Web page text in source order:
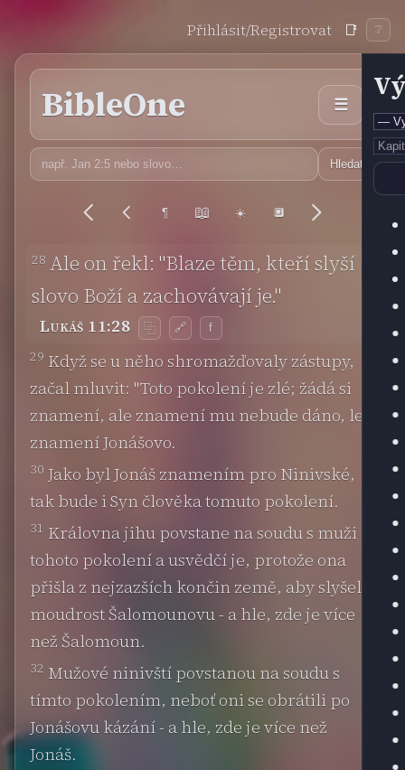
Přihlásit/Registrovat 📑 ❔
BibleOne ☰
Hledat
¶ 📖 ☀️ 🔲
28 Ale on řekl: "Blaze těm, kteří slyší
slovo Boží a zachovávají je."
Lukáš 11:28 ⿻ 🔗 f
29 Když se u něho shromažďovaly zástupy,
začal mluvit: "Toto pokolení je zlé; žádá si
znamení, ale znamení mu nebude dáno, leč
znamení Jonášovo.
30 Jako byl Jonáš znamením pro Ninivské,
tak bude i Syn člověka tomuto pokolení.
31 Královna jihu povstane na soudu s muži
tohoto pokolení a usvědčí je, protože ona
přišla z nejzazších končin země, aby slyšela
moudrost Šalomounovu - a hle, zde je více
než Šalomoun.
32 Mužové ninivští povstanou na soudu s
tímto pokolením, neboť oni se obrátili po
Jonášovu kázání - a hle, zde je více než
Jonáš.